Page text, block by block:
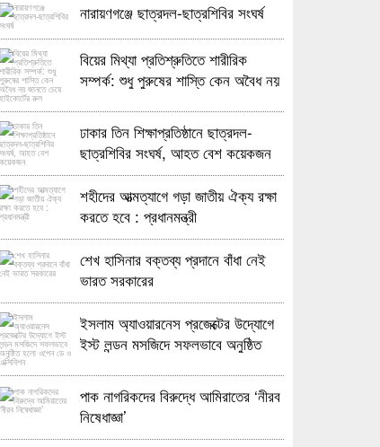
নারায়ণগঞ্জে ছাত্রদল-ছাত্রশিবির সংঘর্ষ
বিয়ের মিথ্যা প্রতিশ্রুতিতে শারীরিক
সম্পর্ক: শুধু পুরুষের শাস্তি কেন অবৈধ নয়
ঢাকার তিন শিক্ষাপ্রতিষ্ঠানে ছাত্রদল-
ছাত্রশিবির সংঘর্ষ, আহত বেশ কয়েকজন
শহীদের আত্মত্যাগে গড়া জাতীয় ঐক্য রক্ষা
করতে হবে : প্রধানমন্ত্রী
শেখ হাসিনার বক্তব্য প্রদানে বাঁধা নেই
ভারত সরকারের
ইসলাম অ্যাওয়ারনেস প্রজেক্টের উদ্যোগে
ইস্ট লন্ডন মসজিদে সফলভাবে অনুষ্ঠিত
পাক নাগরিকদের বিরুদ্ধে আমিরাতের ‘নীরব
নিষেধাজ্ঞা’